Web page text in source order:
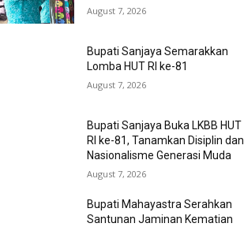
August 7, 2026
Bupati Sanjaya Semarakkan
Lomba HUT RI ke-81
August 7, 2026
Bupati Sanjaya Buka LKBB HUT
RI ke-81, Tanamkan Disiplin dan
Nasionalisme Generasi Muda
August 7, 2026
Bupati Mahayastra Serahkan
Santunan Jaminan Kematian